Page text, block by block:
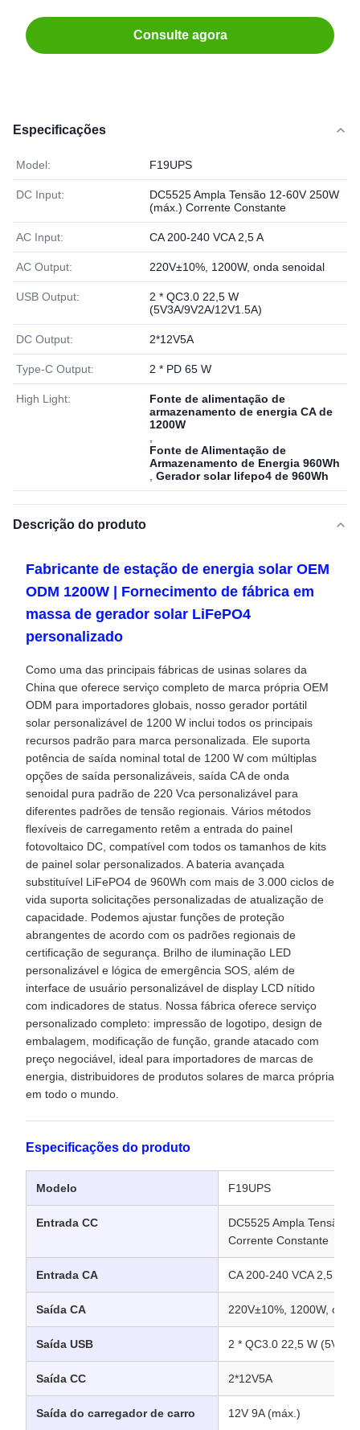
Consulte agora
Especificações
Model: F19UPS
DC Input:
DC5525 Ampla Tensão 12-60V 250W
(máx.) Corrente Constante
AC Input: CA 200-240 VCA 2,5 A
AC Output: 220V±10%, 1200W, onda senoidal
USB Output:
2 * QC3.0 22,5 W
(5V3A/9V2A/12V1.5A)
DC Output: 2*12V5A
Type-C Output: 2 * PD 65 W
High Light:
Fonte de alimentação de
armazenamento de energia CA de
1200W
Fonte de Alimentação de
Armazenamento de Energia 960Wh
Gerador solar lifepo4 de 960Wh
Descrição do produto
Fabricante de estação de energia solar OEM
ODM 1200W | Fornecimento de fábrica em
massa de gerador solar LiFePO4
personalizado
Como uma das principais fábricas de usinas solares da
China que oferece serviço completo de marca própria OEM
ODM para importadores globais, nosso gerador portátil
solar personalizável de 1200 W inclui todos os principais
recursos padrão para marca personalizada. Ele suporta
potência de saída nominal total de 1200 W com múltiplas
opções de saída personalizáveis, saída CA de onda
senoidal pura padrão de 220 Vca personalizável para
diferentes padrões de tensão regionais. Vários métodos
flexíveis de carregamento retêm a entrada do painel
fotovoltaico DC, compatível com todos os tamanhos de kits
de painel solar personalizados. A bateria avançada
substituível LiFePO4 de 960Wh com mais de 3.000 ciclos de
vida suporta solicitações personalizadas de atualização de
capacidade. Podemos ajustar funções de proteção
abrangentes de acordo com os padrões regionais de
certificação de segurança. Brilho de iluminação LED
personalizável e lógica de emergência SOS, além de
interface de usuário personalizável de display LCD nítido
com indicadores de status. Nossa fábrica oferece serviço
personalizado completo: impressão de logotipo, design de
embalagem, modificação de função, grande atacado com
preço negociável, ideal para importadores de marcas de
energia, distribuidores de produtos solares de marca própria
em todo o mundo.
Especificações do produto
Modelo F19UPS
Entrada CC
DC5525 Ampla Tensão
Corrente Constante
Entrada CA CA 200-240 VCA 2,5 A
Saída CA 220V±10%, 1200W,
Saída USB 2 * QC3.0 22,5 W (5V3A/
Saída CC 2*12V5A
Saída do carregador de carro 12V 9A (máx.)